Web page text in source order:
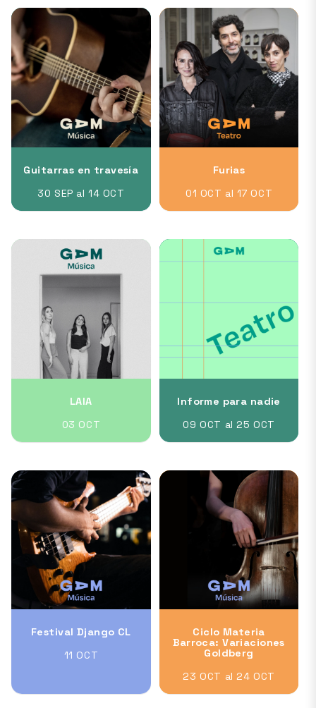
Guitarras en travesía
30 SEP al 14 OCT
Furias
01 OCT al 17 OCT
LAIA
03 OCT
Informe para nadie
09 OCT al 25 OCT
Festival Django CL
11 OCT
Ciclo Materia
Barroca: Variaciones
Goldberg
23 OCT al 24 OCT